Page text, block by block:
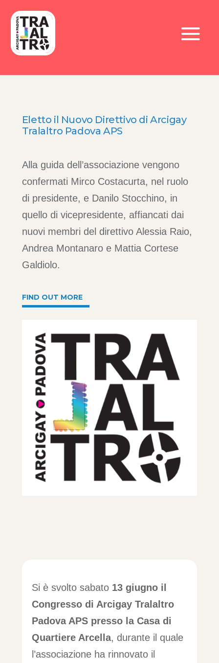
Eletto il Nuovo Direttivo di Arcigay
Tralaltro Padova APS
Alla guida dell’associazione vengono
confermati Mirco Costacurta, nel ruolo
di presidente, e Danilo Stocchino, in
quello di vicepresidente, affiancati dai
nuovi membri del direttivo Alessia Raio,
Andrea Montanaro e Mattia Cortese
Galdiolo.
FIND OUT MORE
Si è svolto sabato 13 giugno il
Congresso di Arcigay Tralaltro
Padova APS presso la Casa di
Quartiere Arcella, durante il quale
l’associazione ha rinnovato il